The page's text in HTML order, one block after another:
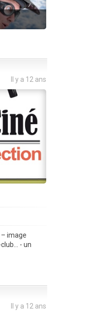
Il y a 12 ans
image
- un
Il y a 12 ans